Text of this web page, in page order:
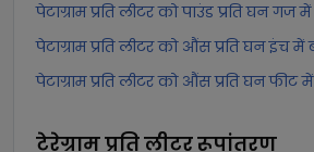
पेटाग्राम प्रति लीटर को पाउंड प्रति घन गज
पेटाग्राम प्रति लीटर को औंस प्रति घन इंच
पेटाग्राम प्रति लीटर को औंस प्रति घन फीट
टेरेग्राम प्रति लीटररूपांतरण